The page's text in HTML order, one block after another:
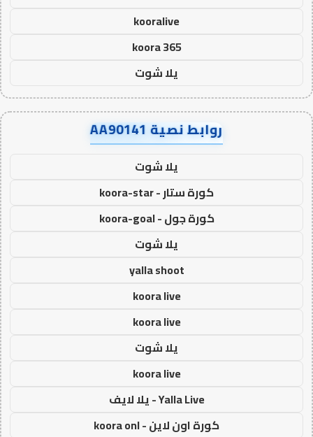
kooralive
koora 365
يلا شوت
روابط نصية AA90141
يلا شوت
كورة ستار - koora-star
كورة جول - koora-goal
يلا شوت
yalla shoot
koora live
koora live
يلا شوت
koora live
Yalla Live - يلا لايف
كورة اون لاين - koora onl